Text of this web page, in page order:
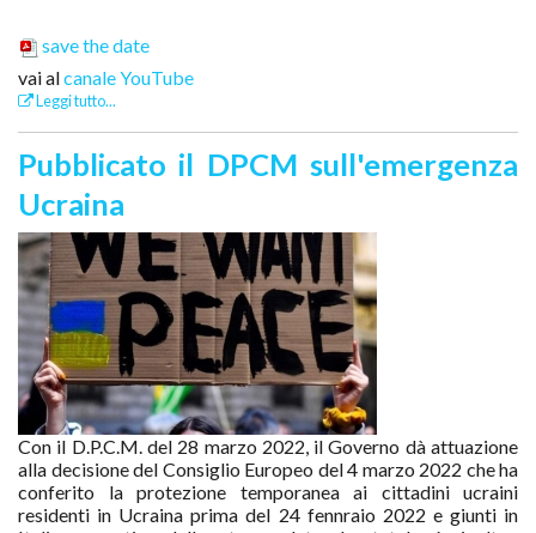
save the date
vai alcanale YouTube
Leggi tutto...
Pubblicato il DPCM sull'emergenza
Ucraina
Con il D.P.C.M. del 28 marzo 2022, il Governo dà attuazione
alla decisione del Consiglio Europeo del 4 marzo 2022 che ha
conferito la protezione temporanea ai cittadini ucraini
residenti in Ucraina prima del 24 fennraio 2022 e giunti in